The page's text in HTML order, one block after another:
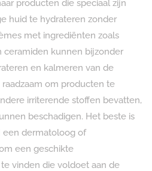
producten die speciaal zijn
huid te hydrateren zonder
met ingrediënten zoals
ceramiden kunnen bijzonder
en kalmeren van de
om producten te
irriterende stoffen bevatten,
beschadigen. Het beste is
een dermatoloog of
een geschikte
vinden die voldoet aan de